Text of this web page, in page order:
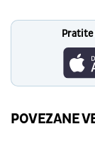
Pratite
POVEZANE